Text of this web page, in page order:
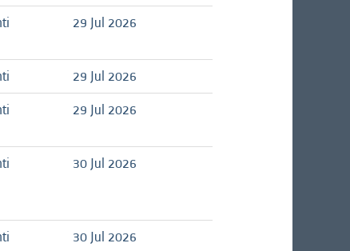
29 Jul 2026
29 Jul 2026
29 Jul 2026
30 Jul 2026
30 Jul 2026